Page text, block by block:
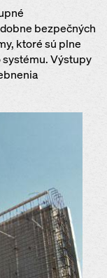
bezpečných
ktoré sú plne
Výstupy